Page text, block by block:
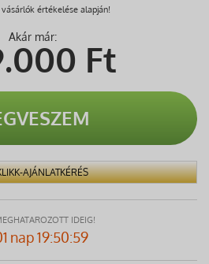
vásárlók értékelése alapján!
Akár már:
Ft
AJÁNLATKÉRÉS
IDEIG!
nap 19:50:59